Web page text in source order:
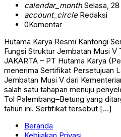
calendar_monthSelasa, 28
account_circleRedaksi
0Komentar
Hutama Karya Resmi Kantongi
Fungsi Struktur Jembatan Musi V
JAKARTA – PT Hutama Karya
menerima Sertifikat Persetujuan
Jembatan Musi V dari
salah satu tahapan menuju
Tol Palembang–Betung yang
tahun ini. Sertifikat tersebut […]
Beranda